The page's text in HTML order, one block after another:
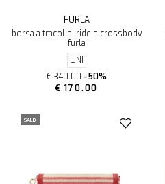
FURLA
borsa a tracolla iride s crossbody
furla
UNI
€ 340.00 -50%
€ 170.00
SALDI